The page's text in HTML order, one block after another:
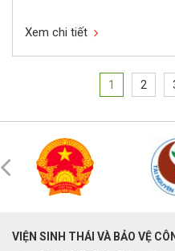
Xem chi tiết
1 2
VIỆN SINH THÁI VÀ BẢO VỆ